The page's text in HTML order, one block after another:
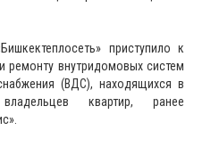
приступило к
ремонту внутридомовых систем
(ВДС), находящихся в
квартир, ранее